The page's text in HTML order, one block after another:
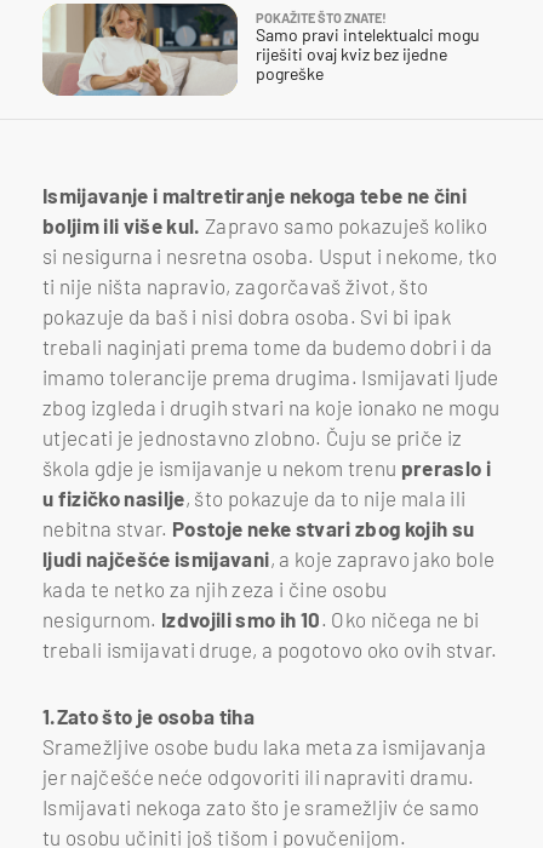
POKAŽITE ŠTO ZNATE!
Samo pravi intelektualci mogu
riješiti ovaj kviz bez ijedne
pogreške
Ismijavanje i maltretiranje nekoga tebe ne čini
boljim ili više kul. Zapravo samo pokazuješ koliko
si nesigurna i nesretna osoba. Usput i nekome, tko
ti nije ništa napravio, zagorčavaš život, što
pokazuje da baš i nisi dobra osoba. Svi bi ipak
trebali naginjati prema tome da budemo dobri i da
imamo tolerancije prema drugima. Ismijavati ljude
zbog izgleda i drugih stvari na koje ionako ne mogu
utjecati je jednostavno zlobno. Čuju se priče iz
škola gdje je ismijavanje u nekom trenu preraslo i
u fizičko nasilje, što pokazuje da to nije mala ili
nebitna stvar. Postoje neke stvari zbog kojih su
ljudi najčešće ismijavani, a koje zapravo jako bole
kada te netko za njih zeza i čine osobu
nesigurnom. Izdvojili smo ih 10. Oko ničega ne bi
trebali ismijavati druge, a pogotovo oko ovih stvar.
1.Zato što je osoba tiha
Sramežljive osobe budu laka meta za ismijavanja
jer najčešće neće odgovoriti ili napraviti dramu.
Ismijavati nekoga zato što je sramežljiv će samo
tu osobu učiniti još tišom i povučenijom.